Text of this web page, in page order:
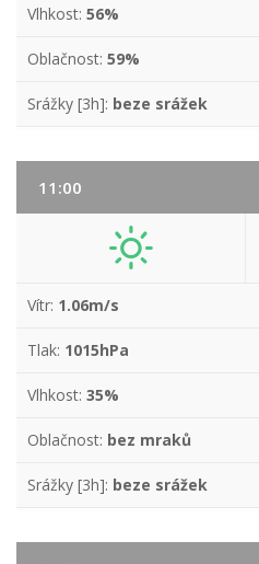
Vlhkost: 56%
Oblačnost: 59%
Srážky [3h]: beze srážek
11:00
Vítr: 1.06m/s
Tlak: 1015hPa
Vlhkost: 35%
Oblačnost: bez mraků
Srážky [3h]: beze srážek